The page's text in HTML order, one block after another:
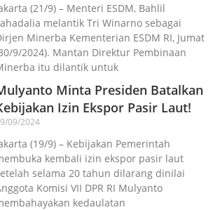
(21/9) – Menteri ESDM, Bahlil
melantik Tri Winarno sebagai
Minerba Kementerian ESDM RI, Jumat
9/2024). Mantan Direktur Pembinaan
itu dilantik untuk
Minta Presiden Batalkan
Izin Ekspor Pasir Laut!
09/2024
(19/9) – Kebijakan Pemerintah
kembali izin ekspor pasir laut
selama 20 tahun dilarang dinilai
Komisi VII DPR RI Mulyanto
kedaulatan